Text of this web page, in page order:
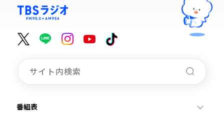
番組表